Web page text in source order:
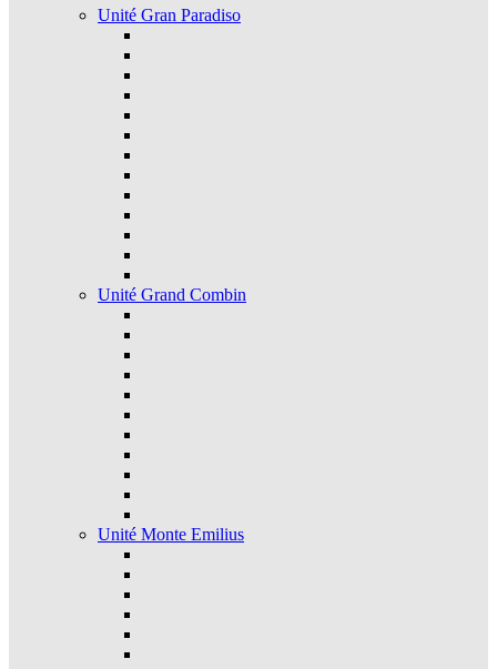
Unité Gran Paradiso
Unité Grand Combin
Unité Monte Emilius